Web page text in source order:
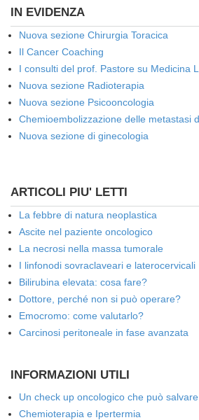
IN EVIDENZA
Nuova sezione Chirurgia Toracica
Il Cancer Coaching
I consulti del prof. Pastore su Medicina
Nuova sezione Radioterapia
Nuova sezione Psicooncologia
Chemioembolizzazione delle metastasi
Nuova sezione di ginecologia
ARTICOLI PIU' LETTI
La febbre di natura neoplastica
Ascite nel paziente oncologico
La necrosi nella massa tumorale
I linfonodi sovraclaveari e laterocervicali
Bilirubina elevata: cosa fare?
Dottore, perché non si può operare?
Emocromo: come valutarlo?
Carcinosi peritoneale in fase avanzata
INFORMAZIONI UTILI
Un check up oncologico che può
Chemioterapia e Ipertermia